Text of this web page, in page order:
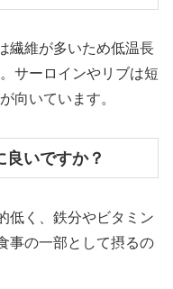
繊維が多いため低温長
サーロインやリブは短
向いています。
いですか？
低く、鉄分やビタミン
事の一部として摂るの